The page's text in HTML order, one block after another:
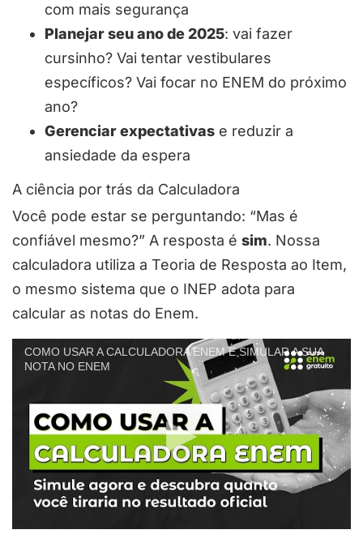
com mais segurança
Planejar seu ano de 2025: vai fazer
cursinho? Vai tentar vestibulares
específicos? Vai focar no ENEM do próximo
ano?
Gerenciar expectativas e reduzir a
ansiedade da espera
A ciência por trás da Calculadora
Você pode estar se perguntando: “Mas é
confiável mesmo?” A resposta é sim. Nossa
calculadora utiliza a Teoria de Resposta ao Item,
o mesmo sistema que o INEP adota para
calcular as notas do Enem.
COMO USAR A CALCULADORA ENEM E SIMULAR A SUA
NOTA NO ENEM